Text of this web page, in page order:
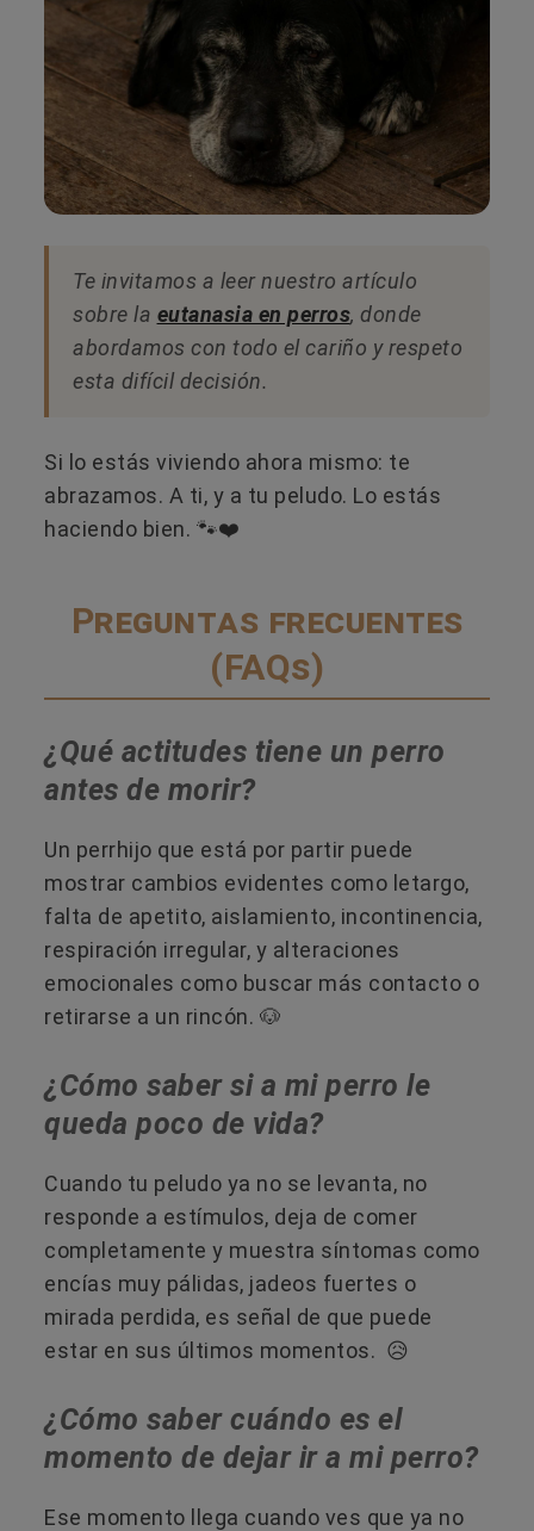
Te invitamos a leer nuestro artículo
sobre la eutanasia en perros, donde
abordamos con todo el cariño y respeto
esta difícil decisión.
Si lo estás viviendo ahora mismo: te
abrazamos. A ti, y a tu peludo. Lo estás
haciendo bien. 🐾❤️
Preguntas frecuentes
(FAQs)
¿Qué actitudes tiene un perro
antes de morir?
Un perrhijo que está por partir puede
mostrar cambios evidentes como letargo,
falta de apetito, aislamiento, incontinencia,
respiración irregular, y alteraciones
emocionales como buscar más contacto o
retirarse a un rincón. 🐶
¿Cómo saber si a mi perro le
queda poco de vida?
Cuando tu peludo ya no se levanta, no
responde a estímulos, deja de comer
completamente y muestra síntomas como
encías muy pálidas, jadeos fuertes o
mirada perdida, es señal de que puede
estar en sus últimos momentos. 😥
¿Cómo saber cuándo es el
momento de dejar ir a mi perro?
Ese momento llega cuando ves que ya no